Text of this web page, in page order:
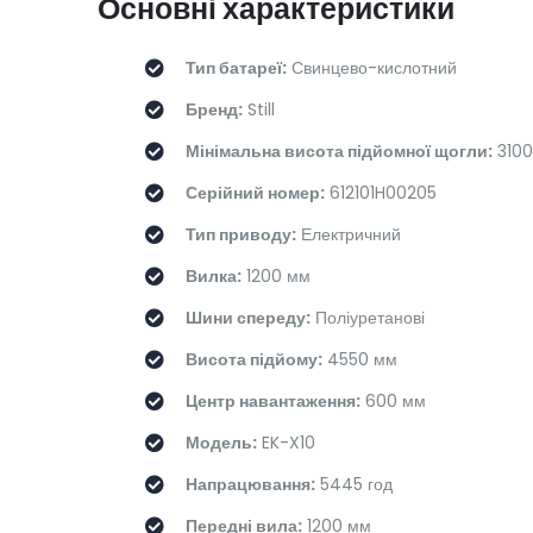
Основні характеристики
Тип батареї: Свинцево-кислотний
Бренд: Still
Мінімальна висота підйомної щогли:
Серійний номер: 612101H00205
Тип приводу: Електричний
Вилка: 1200 мм
Шини спереду: Поліуретанові
Висота підйому: 4550 мм
Центр навантаження: 600 мм
Модель: EK-X10
Напрацювання: 5445 год
Передні вила: 1200 мм